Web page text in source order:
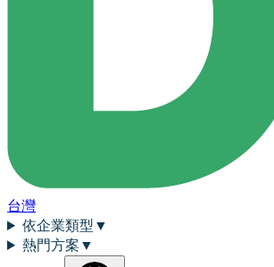
台灣
依企業類型 ▼
熱門方案 ▼